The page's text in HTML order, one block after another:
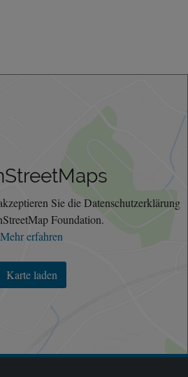
Sie die Datenschutzerklärung
Foundation.
Mehr erfahren
Karte laden